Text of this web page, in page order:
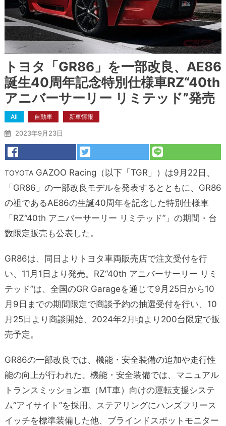
トヨタ「GR86」を一部改良、AE86
誕生40周年記念特別仕様車RZ“40th
アニバーサーリー リミテッド”発売
All 自動車 新車情報
2023年9月23日
TOYOTAGAZOO Racing（以下「TGR」）は9月22日、
「GR86」の一部改良モデルを発表するとともに、GR86
の祖であるAE86の生誕40周年を記念した特別仕様車
「RZ“40th アニバーサーリー リミテッド”」の期間・台
数限定販売も公表した。
GR86は、同日よりトヨタ車両販売店で注文受付を行
い、11月1日より発売。RZ“40th アニバーサーリー リミ
テッド”は、全国のGR Garageを通じて9月25日から10
月9日までの期間限定で商談予約の抽選受付を行い、10
月25日より商談開始、2024年2月頃より200台限定で販
売予定。
GR86の一部改良では、機能・安全装備の追加や走行性
能の向上が行われた。機能・安全装備では、マニュアル
トランスミッション車（MT車）向けの運転支援システ
ム“アイサイト”を採用。ステアリングにハンズフリース
イッチを標準装備した他、ブラインドスポットモニター